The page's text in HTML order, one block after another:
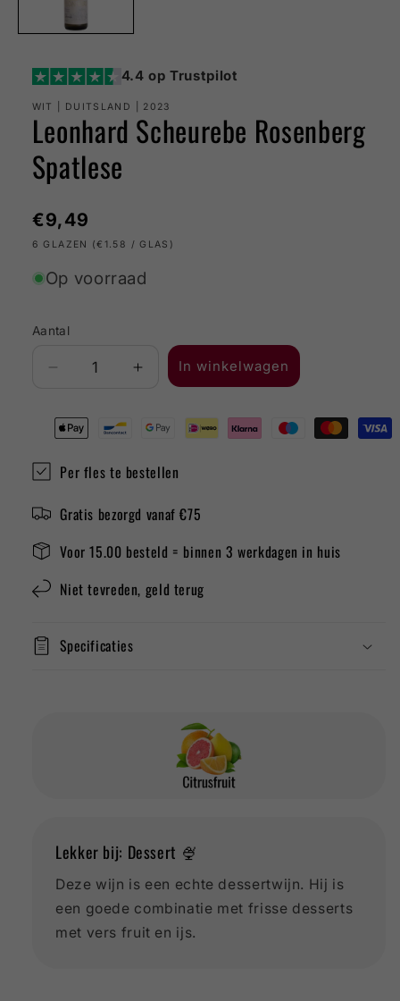
4.4 op Trustpilot
WIT | DUITSLAND | 2023
Leonhard Scheurebe Rosenberg
Spatlese
Normale
prijs
€9,49
6 GLAZEN (€1.58 / GLAS)
Op voorraad
Aantal
Aantal
voor
Leonhard
Rosenberg
Aantal
Leonhard
Rosenberg
In winkelwagen
Per fles te bestellen
Gratis bezorgd vanaf €75
Voor 15.00 besteld = binnen 3 werkdagen in huis
Niet tevreden, geld terug
Specificaties
Lekker bij: Dessert 🍨
Deze wijn is een echte dessertwijn. Hij is
een goede combinatie met frisse desserts
met vers fruit en ijs.